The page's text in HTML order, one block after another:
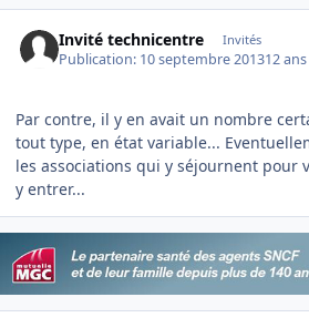
Invité technicentre Invités
Publication: 10 septembre 201312 ans
Par contre, il y en avait un nombre
tout type, en état variable...
les associations qui y séjournent pour
y entrer...